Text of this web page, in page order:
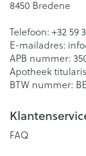
8450 Bredene
Telefoon: +32 59
E-mailadres:
APB nummer:
Apotheek
BTW nummer:
FAQ